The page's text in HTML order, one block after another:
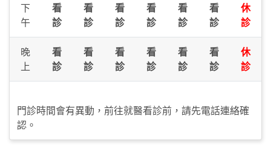
下
午
看
診
看
診
看
診
看
診
看
診
看
診
休
診
晚
上
看
診
看
診
看
診
看
診
看
診
看
診
休
診
門診時間會有異動，前往就醫看診前，請先電話連絡確
認。